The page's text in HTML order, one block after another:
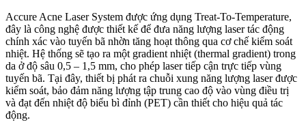
Accure Acne Laser System được ứng dụng Treat-To-Temperature,
đây là công nghệ được thiết kế để đưa năng lượng laser tác động
chính xác vào tuyến bã nhờn tăng hoạt thông qua cơ chế kiểm soát
nhiệt. Hệ thống sẽ tạo ra một gradient nhiệt (thermal gradient) trong
da ở độ sâu 0,5 – 1,5 mm, cho phép laser tiếp cận trực tiếp vùng
tuyến bã. Tại đây, thiết bị phát ra chuỗi xung năng lượng laser được
kiểm soát, bảo đảm năng lượng tập trung cao độ vào vùng điều trị
và đạt đến nhiệt độ biểu bì đỉnh (PET) cần thiết cho hiệu quả tác
động.